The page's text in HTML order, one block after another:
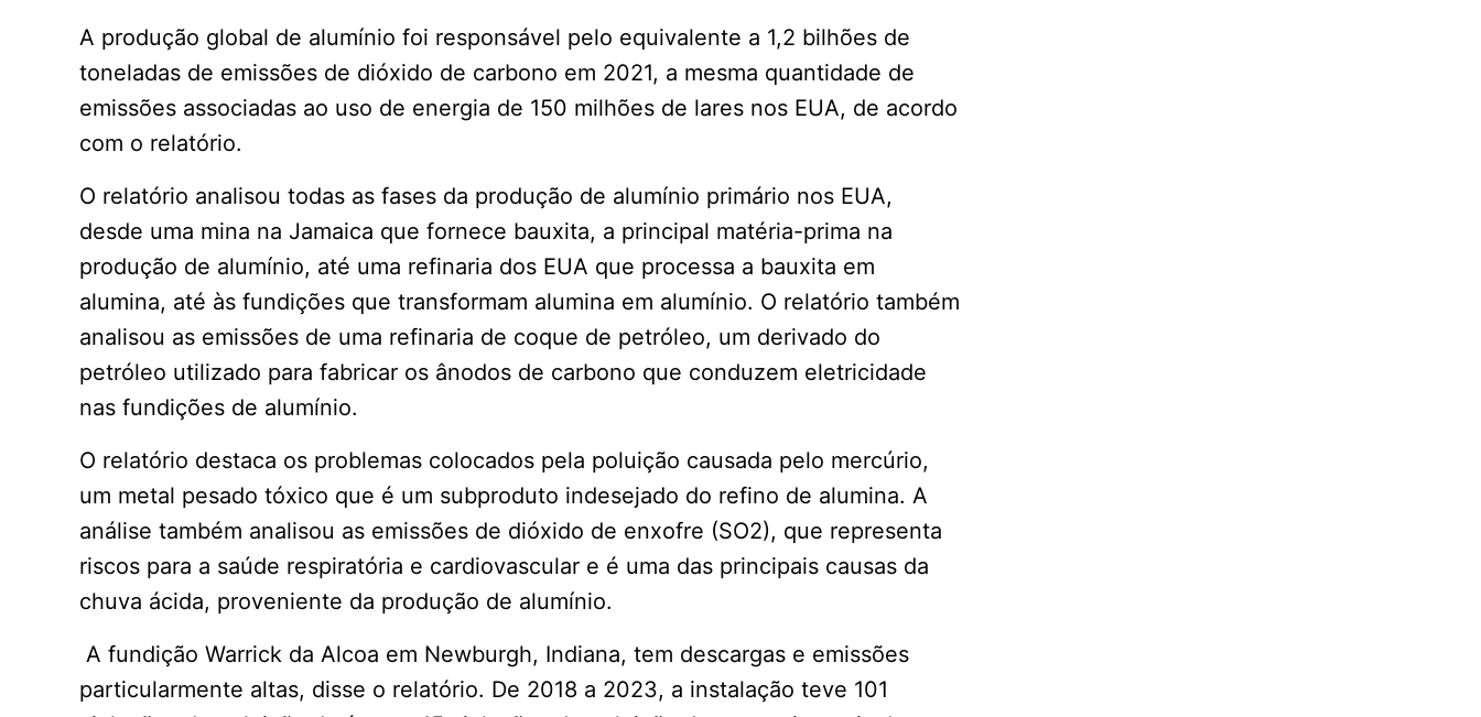
A produção global de alumínio foi responsável pelo equivalente a 1,2 bilhões de
toneladas de emissões de dióxido de carbono em 2021, a mesma quantidade de
emissões associadas ao uso de energia de 150 milhões de lares nos EUA, de acordo
com o relatório.
O relatório analisou todas as fases da produção de alumínio primário nos EUA,
desde uma mina na Jamaica que fornece bauxita, a principal matéria-prima na
produção de alumínio, até uma refinaria dos EUA que processa a bauxita em
alumina, até às fundições que transformam alumina em alumínio. O relatório também
analisou as emissões de uma refinaria de coque de petróleo, um derivado do
petróleo utilizado para fabricar os ânodos de carbono que conduzem eletricidade
nas fundições de alumínio.
O relatório destaca os problemas colocados pela poluição causada pelo mercúrio,
um metal pesado tóxico que é um subproduto indesejado do refino de alumina. A
análise também analisou as emissões de dióxido de enxofre (SO2), que representa
riscos para a saúde respiratória e cardiovascular e é uma das principais causas da
chuva ácida, proveniente da produção de alumínio.
A fundição Warrick da Alcoa em Newburgh, Indiana, tem descargas e emissões
particularmente altas, disse o relatório. De 2018 a 2023, a instalação teve 101